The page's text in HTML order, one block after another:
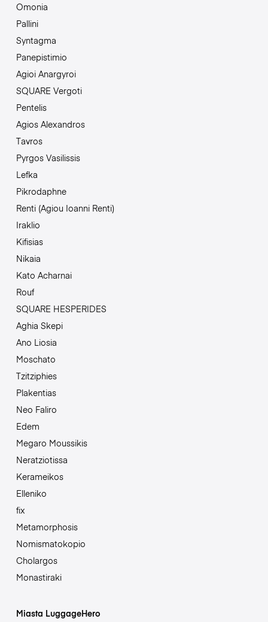
Omonia
Pallini
Syntagma
Panepistimio
Agioi Anargyroi
SQUARE Vergoti
Pentelis
Agios Alexandros
Tavros
Pyrgos Vasilissis
Lefka
Pikrodaphne
Renti (Agiou Ioanni Renti)
Iraklio
Kifisias
Nikaia
Kato Acharnai
Rouf
SQUARE HESPERIDES
Aghia Skepi
Ano Liosia
Moschato
Tzitziphies
Plakentias
Neo Faliro
Edem
Megaro Moussikis
Neratziotissa
Kerameikos
Elleniko
fix
Metamorphosis
Nomismatokopio
Cholargos
Monastiraki
Miasta LuggageHero